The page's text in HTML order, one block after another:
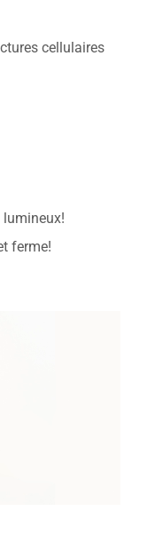
cellulaires
ferme!